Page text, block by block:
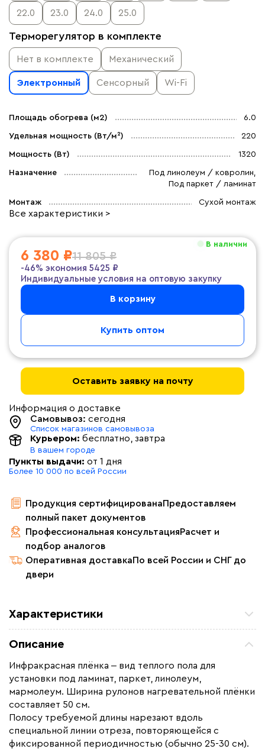
22.0 23.0 24.0 25.0
Терморегулятор в комплекте
Нет в комплекте Механический
Электронный Сенсорный Wi-Fi
Площадь обогрева (м2) 6.0
Удельная мощность (Вт/м²) 220
Мощность (Вт) 1320
Назначение
Под линолеум / ковролин,
Под паркет / ламинат
Монтаж Сухой монтаж
Все характеристики >
В наличии
6 380 ₽11 805 ₽
-46% экономия 5425 ₽
Индивидуальные условия на оптовую закупку
В корзину
Купить оптом
Оставить заявку на почту
Информация о доставке
Самовывоз: сегодня
Список магазинов самовывоза
Курьером: бесплатно , завтра
В вашем городе
Пункты выдачи: от 1 дня
Более 10 000 по всей России
Продукция сертифицированаПредоставляем
полный пакет документов
Профессиональная консультацияРасчет и
подбор аналогов
Оперативная доставкаПо всей России и СНГ до
двери
Характеристики
Мощность (Вт)
Назначение
Под линолеум / ковролин,
Монтаж Сухой монтаж
Макс. рабочая температура (C)
Описание
Инфракрасная плёнка ‒ вид теплого пола для
установки под ламинат, паркет, линолеум,
мармолеум. Ширина рулонов нагревательной плёнки
составляет 50 см.
Полосу требуемой длины нарезают вдоль
специальной линии отреза, повторяющейся с
фиксированной периодичностью (обычно 25-30 см).